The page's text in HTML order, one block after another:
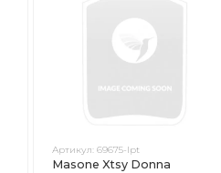
Артикул:69675-lpt
Masone Xtsy Donna